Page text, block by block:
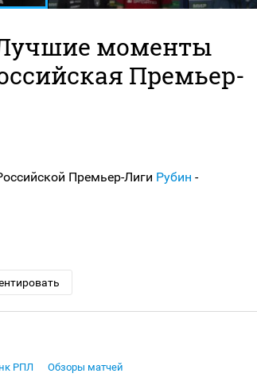
моменты
Премьер-
Премьер-Лиги Рубин -
РПЛ Обзоры матчей